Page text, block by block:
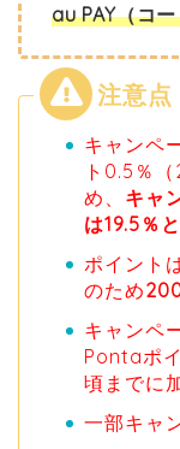
au PAY（コ
キャンペ
ト0.5％
め、 キャ
は19.5％
ポイント
のため
キャンペ
Pontaポ
頃までに
一部キャ